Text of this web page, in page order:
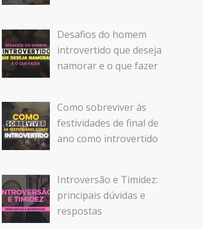
Desafios do homem
introvertido que deseja
namorar e o que fazer
Como sobreviver às
festividades de final de
ano como introvertido
Introversão e Timidez:
principais dúvidas e
respostas